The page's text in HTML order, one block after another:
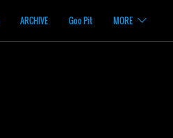
ARCHIVE Goo Pit MORE